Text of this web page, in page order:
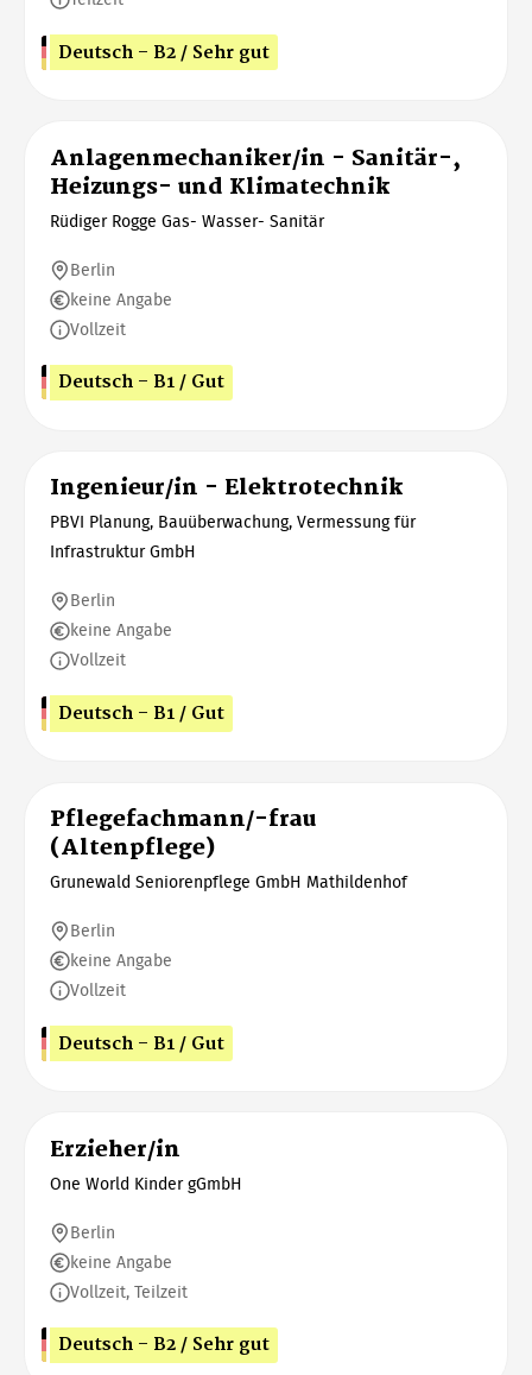
Deutsch - B2 / Sehr gut
Anlagenmechaniker/in - Sanitär-,
Heizungs- und Klimatechnik
Rüdiger Rogge Gas- Wasser- Sanitär
Berlin
keine Angabe
Vollzeit
Deutsch - B1 / Gut
Ingenieur/in - Elektrotechnik
PBVI Planung, Bauüberwachung, Vermessung für
Infrastruktur GmbH
Berlin
keine Angabe
Vollzeit
Deutsch - B1 / Gut
Pflegefachmann/-frau
(Altenpflege)
Grunewald Seniorenpflege GmbH Mathildenhof
Berlin
keine Angabe
Vollzeit
Deutsch - B1 / Gut
Erzieher/in
One World Kinder gGmbH
Berlin
keine Angabe
Vollzeit, Teilzeit
Deutsch - B2 / Sehr gut